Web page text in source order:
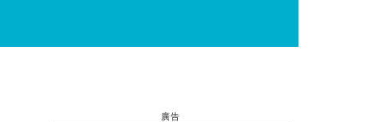
廣告